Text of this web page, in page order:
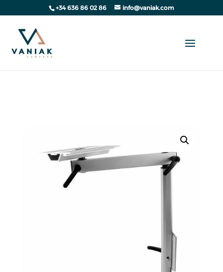
+34 636 86 02 86 info@vaniak.com